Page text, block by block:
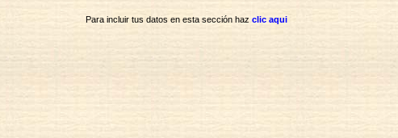
Para incluir tus datos en esta sección haz clic aqui